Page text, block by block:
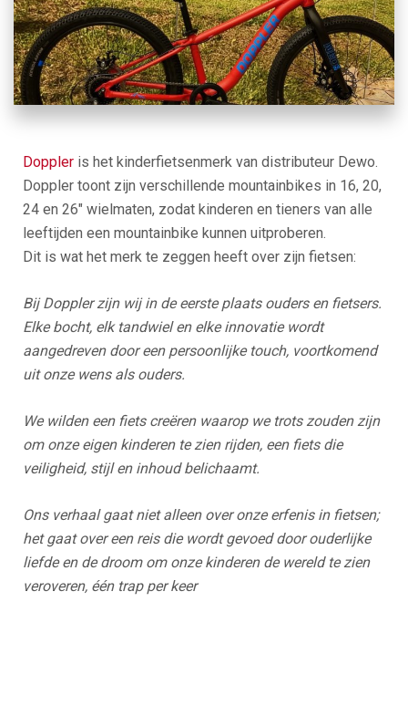
Doppler is het kinderfietsenmerk van distributeur Dewo.
Doppler toont zijn verschillende mountainbikes in 16, 20,
24 en 26″ wielmaten, zodat kinderen en tieners van alle
leeftijden een mountainbike kunnen uitproberen.
Dit is wat het merk te zeggen heeft over zijn fietsen:
Bij Doppler zijn wij in de eerste plaats ouders en fietsers.
Elke bocht, elk tandwiel en elke innovatie wordt
aangedreven door een persoonlijke touch, voortkomend
uit onze wens als ouders.
We wilden een fiets creëren waarop we trots zouden zijn
om onze eigen kinderen te zien rijden, een fiets die
veiligheid, stijl en inhoud belichaamt.
Ons verhaal gaat niet alleen over onze erfenis in fietsen;
het gaat over een reis die wordt gevoed door ouderlijke
liefde en de droom om onze kinderen de wereld te zien
veroveren, één trap per keer